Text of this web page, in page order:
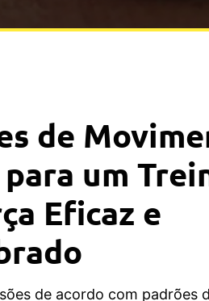
de
para um
Eficaz e
de acordo com padrões